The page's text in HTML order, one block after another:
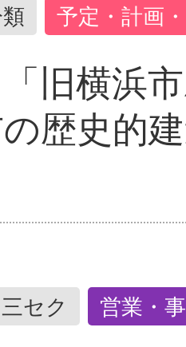
予定・計画
旧横浜
歴史的
セク 営業・